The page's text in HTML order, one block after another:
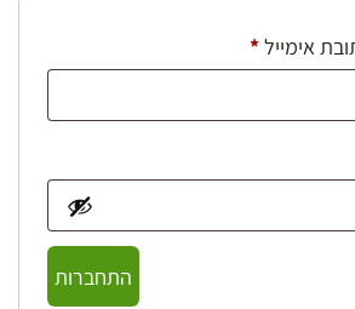
אימייל*חובה
התחברות